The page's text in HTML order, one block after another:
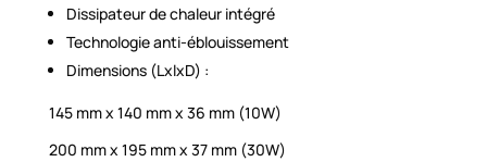
Dissipateur de chaleur intégré
Technologie anti-éblouissement
Dimensions (LxlxD) :
145 mm x 140 mm x 36 mm (10W)
200 mm x 195 mm x 37 mm (30W)